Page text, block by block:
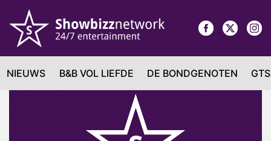
NIEUWS B&B VOL LIEFDE DE BONDGENOTEN